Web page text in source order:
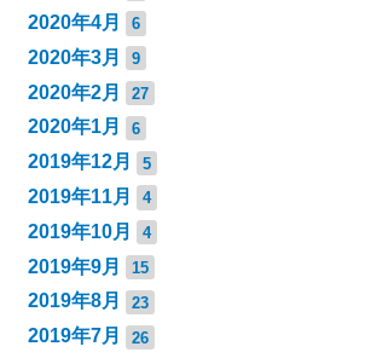
2020年4月 6
2020年3月 9
2020年2月 27
2020年1月 6
2019年12月 5
2019年11月 4
2019年10月 4
2019年9月 15
2019年8月 23
2019年7月 26